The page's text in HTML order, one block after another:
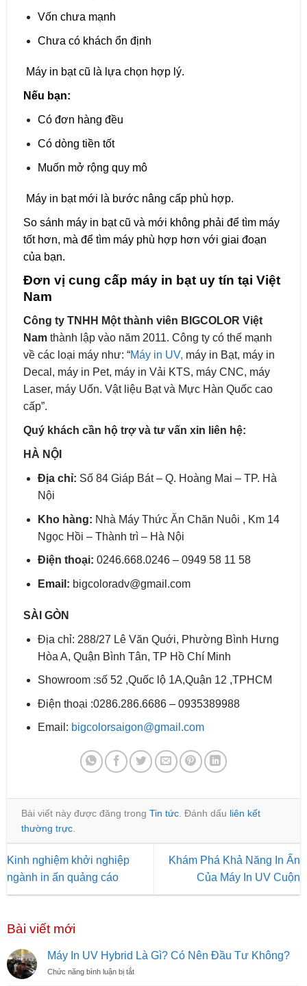
Vốn chưa mạnh
Chưa có khách ổn định
Máy in bạt cũ là lựa chọn hợp lý.
Nếu bạn:
Có đơn hàng đều
Có dòng tiền tốt
Muốn mở rộng quy mô
Máy in bạt mới là bước nâng cấp phù hợp.
So sánh máy in bạt cũ và mới không phải để tìm máy
tốt hơn, mà để tìm máy phù hợp hơn với giai đoạn
của bạn.
Đơn vị cung cấp máy in bạt uy tín tại Việt
Nam
Công ty TNHH Một thành viên BIGCOLOR Việt
Nam thành lập vào năm 2011. Công ty có thế mạnh
về các loại máy như: “Máy in UV, máy in Bạt, máy in
Decal, máy in Pet, máy in Vải KTS, máy CNC, máy
Laser, máy Uốn. Vật liệu Bạt và Mực Hàn Quốc cao
cấp”.
Quý khách cần hộ trợ và tư vấn xin liên hệ:
HÀ NỘI
Địa chỉ: Số 84 Giáp Bát – Q. Hoàng Mai – TP. Hà
Nội
Kho hàng: Nhà Máy Thức Ăn Chăn Nuôi , Km 14
Ngọc Hồi – Thành trì – Hà Nội
Điện thoại: 0246.668.0246 – 0949 58 11 58
Email: bigcoloradv@gmail.com
SÀI GÒN
Địa chỉ: 288/27 Lê Văn Quới, Phường Bình Hưng
Hòa A, Quận Bình Tân, TP Hồ Chí Minh
Showroom :số 52 ,Quốc lộ 1A,Quận 12 ,TPHCM
Điện thoại :0286.286.6686 – 0935389988
Email: bigcolorsaigon@gmail.com
Bài viết này được đăng trong Tin tức. Đánh dấu liên kết
thường trực.
Kinh nghiệm khởi nghiệp
ngành in ấn quảng cáo
Khám Phá Khả Năng In Ấn
Của Máy In UV Cuộn
Bài viết mới
Máy In UV Hybrid Là Gì? Có Nên Đầu Tư Không?
Chức năng bình luận bị tắtở